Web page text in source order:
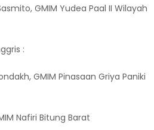
GMIM Yudea Paal II Wilayah
:
GMIM Pinasaan Griya Paniki
Nafiri Bitung Barat